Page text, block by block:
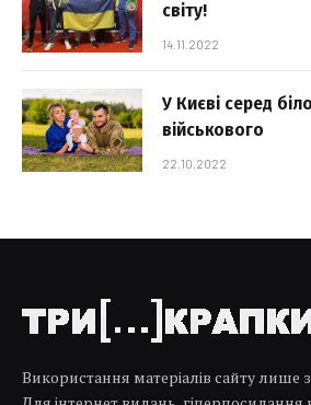
світу!
14.11.2022
У Києві серед
військового
22.10.2022
Використання матеріалів сайту лише